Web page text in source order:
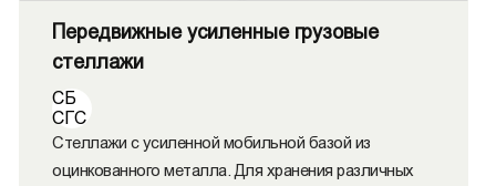
Передвижные усиленные грузовые
стеллажи
СБ
СГС
Стеллажи с усиленной мобильной базой из
оцинкованного металла. Для хранения различных